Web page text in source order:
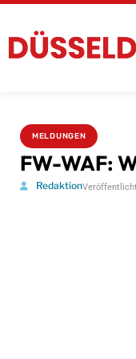
MELDUNGEN
FW-WAF:
Redaktion